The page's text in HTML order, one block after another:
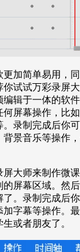
更加简单易用，
试试万彩录屏
辑于一体的软
何屏幕操作，比
。录制完成后你
景音乐等操作
屏大师来制作微
的屏幕区域。然
了。录制完成后
字幕等操作。
或者朋友了。